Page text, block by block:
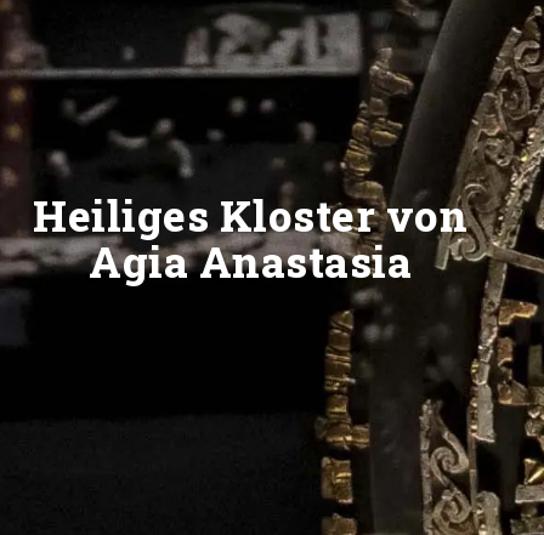
Heiliges Kloster von
Agia Anastasia